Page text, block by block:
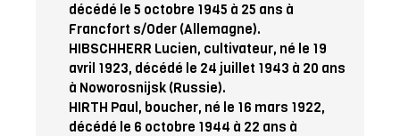
décédé le 5 octobre 1945 à 25 ans à
Francfort s/Oder (Allemagne).
HIBSCHHERR Lucien, cultivateur, né le 19
avril 1923, décédé le 24 juillet 1943 à 20 ans
à Noworosnijsk (Russie).
HIRTH Paul, boucher, né le 16 mars 1922,
décédé le 6 octobre 1944 à 22 ans à